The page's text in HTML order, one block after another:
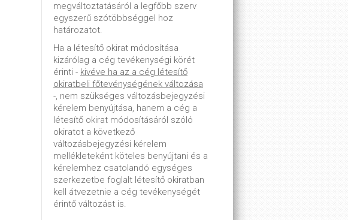
megváltoztatásáról a legfőbb szerv
egyszerű szótöbbséggel hoz
határozatot.
Ha a létesítő okirat módosítása
kizárólag a cég tevékenységi körét
érinti - kivéve ha az a cég létesítő
okiratbeli főtevénységének változása
-, nem szükséges változásbejegyzési
kérelem benyújtása, hanem a cég a
létesítő okirat módosításáról szóló
okiratot a következő
változásbejegyzési kérelem
mellékleteként köteles benyújtani és a
kérelemhez csatolandó egységes
szerkezetbe foglalt létesítő okiratban
kell átvezetnie a cég tevékenységét
érintő változást is.